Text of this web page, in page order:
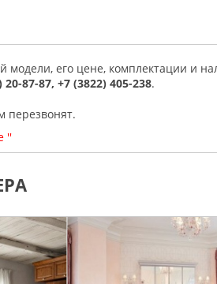
модели, его цене, комплектации и
20-87-87, +7 (3822) 405-238.
перезвонят.
''